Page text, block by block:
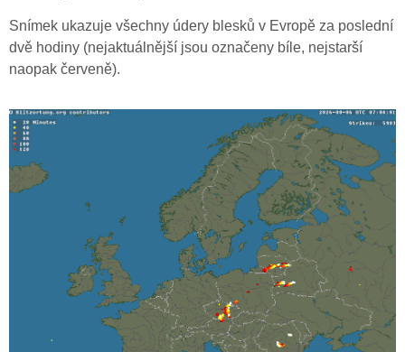
Snímek ukazuje všechny údery blesků v Evropě za poslední
dvě hodiny (nejaktuálnější jsou označeny bíle, nejstarší
naopak červeně).